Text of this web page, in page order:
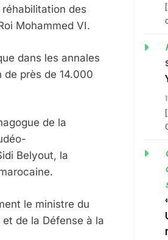
des
Mohammed VI.
dans les annales
de près de 14.000
de la
Belyout, la
le ministre du
de la Défense à la
2
5
MA JUDAÏTE Par Thérèse